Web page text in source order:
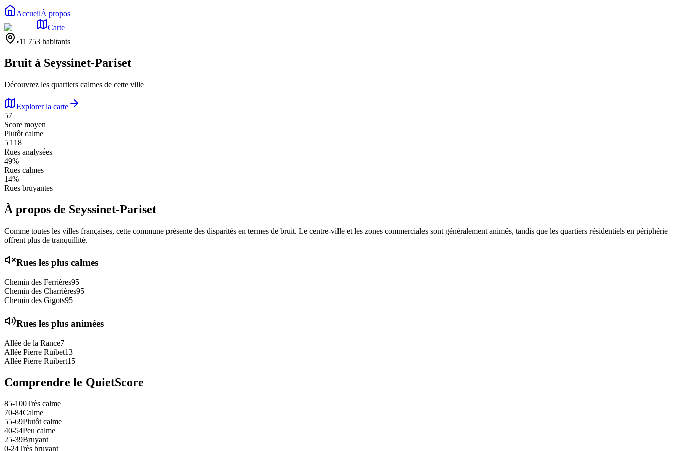
AccueilÀ propos
Carte
•11 753 habitants
Bruit à Seyssinet-Pariset
Découvrez les quartiers calmes de cette ville
Explorer la carte
57
Score moyen
Plutôt calme
5 118
Rues analysées
49%
Rues calmes
14%
Rues bruyantes
À propos de Seyssinet-Pariset
Comme toutes les villes françaises, cette commune présente des disparités en termes de bruit. Le centre-ville et les zones commerciales sont généralement animés, tandis que les quartiers résidentiels en périphérie
offrent plus de tranquillité.
Rues les plus calmes
Chemin des Ferrières95
Chemin des Charrières95
Chemin des Gigots95
Rues les plus animées
Allée de la Rance7
Allée Pierre Ruibet13
Allée Pierre Ruibert15
Comprendre le QuietScore
85-100Très calme
70-84Calme
55-69Plutôt calme
40-54Peu calme
25-39Bruyant
0-24Très bruyant